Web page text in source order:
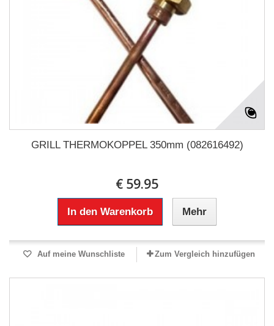
GRILL THERMOKOPPEL 350mm (082616492)
€ 59.95
In den Warenkorb Mehr
Auf meine Wunschliste Zum Vergleich hinzufügen